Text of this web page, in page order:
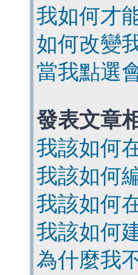
我如何才
如何改變
當我點選
發表文章
我該如何
我該如何
我該如何
我該如何
為什麼我